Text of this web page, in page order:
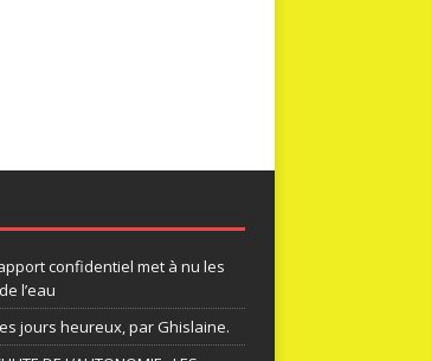
confidentiel met à nu les
l’eau
jours heureux, par Ghislaine.